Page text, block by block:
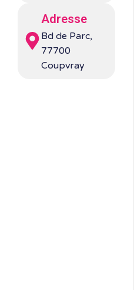
Adresse
Bd de Parc,
77700
Coupvray